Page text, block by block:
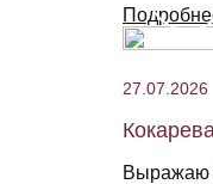
27.07.2026
Выражаю